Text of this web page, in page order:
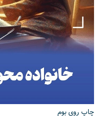
چاپ روی بوم